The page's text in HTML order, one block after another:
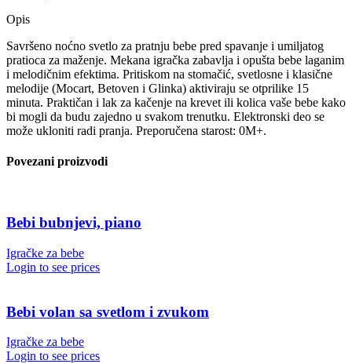
Opis
Savršeno noćno svetlo za pratnju bebe pred spavanje i umiljatog
pratioca za maženje. Mekana igračka zabavlja i opušta bebe laganim
i melodičnim efektima. Pritiskom na stomačić, svetlosne i klasične
melodije (Mocart, Betoven i Glinka) aktiviraju se otprilike 15
minuta. Praktičan i lak za kačenje na krevet ili kolica vaše bebe kako
bi mogli da budu zajedno u svakom trenutku. Elektronski deo se
može ukloniti radi pranja. Preporučena starost: 0M+.
Povezani proizvodi
Bebi bubnjevi, piano
Igračke za bebe
Login to see prices
Bebi volan sa svetlom i zvukom
Igračke za bebe
Login to see prices